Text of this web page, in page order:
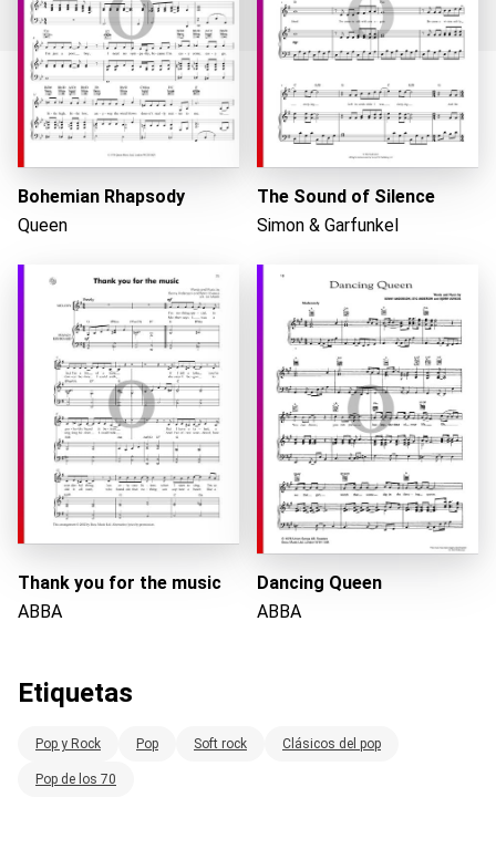
Cargando...
Bohemian Rhapsody
Queen
The Sound of Silence
Simon & Garfunkel
Thank you for the music
ABBA
Dancing Queen
ABBA
Etiquetas
Pop y Rock Pop Soft rock Clásicos del pop
Pop de los 70